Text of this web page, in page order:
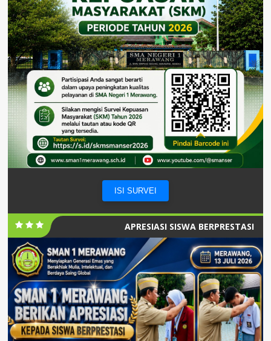
ISI SURVEI
APRESIASI SISWA BERPRESTASI